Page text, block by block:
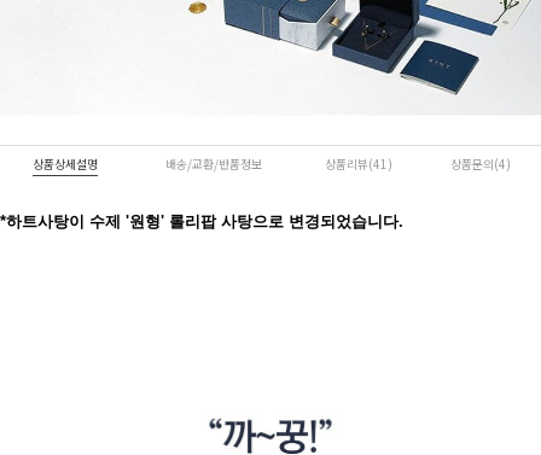
상품상세설명 배송/교환/반품정보 상품리뷰(41) 상품문의(4)
*하트사탕이 수제 '원형' 롤리팝 사탕으로 변경되었습니다.